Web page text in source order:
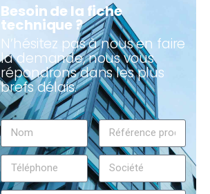
Besoin de la fiche
technique ?
N’hésitez pas à nous en faire
la demande, nous vous
répondrons dans les plus
brefs délais.